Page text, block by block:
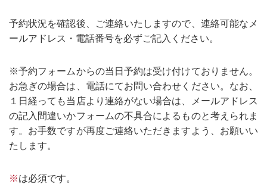
予約状況を確認後、ご連絡いたしますので、連絡可能なメ
ールアドレス・電話番号を必ずご記入ください。
※予約フォームからの当日予約は受け付けておりません。
お急ぎの場合は、電話にてお問い合わせください。なお、
１日経っても当店より連絡がない場合は、メールアドレス
の記入間違いかフォームの不具合によるものと考えられま
す。お手数ですが再度ご連絡いただきますよう、お願いい
たします。
※は必須です。